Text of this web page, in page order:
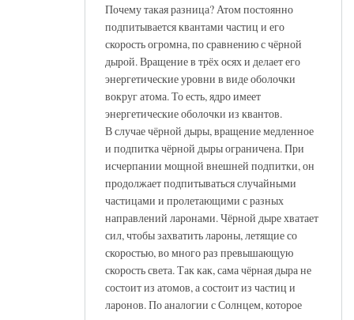
Почему такая разница? Атом постоянно
подпитывается квантами частиц и его
скорость огромна, по сравнению с чёрной
дырой. Вращение в трёх осях и делает его
энергетические уровни в виде оболочки
вокруг атома. То есть, ядро имеет
энергетические оболочки из квантов.
В случае чёрной дыры, вращение медленное
и подпитка чёрной дыры ограничена. При
исчерпании мощной внешней подпитки, он
продолжает подпитываться случайными
частицами и пролетающими с разных
направлений ларонами. Чёрной дыре хватает
сил, чтобы захватить лароны, летящие со
скоростью, во много раз превышающую
скорость света. Так как, сама чёрная дыра не
состоит из атомов, а состоит из частиц и
ларонов. По аналогии с Солнцем, которое